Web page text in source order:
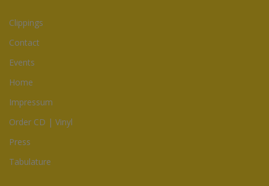
Clippings
Contact
Events
Home
Impressum
Order CD | Vinyl
Press
Tabulature